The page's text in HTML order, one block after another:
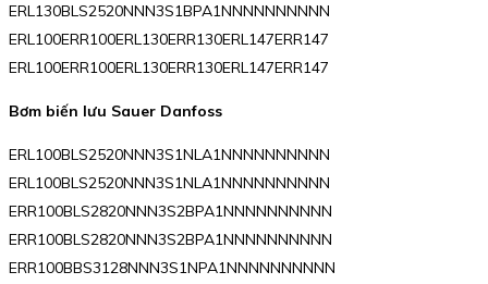
ERL130BLS2520NNN3S1BPA1NNNNNNNNNN
ERL100ERR100ERL130ERR130ERL147ERR147
ERL100ERR100ERL130ERR130ERL147ERR147
Bơm biến lưu Sauer Danfoss
ERL100BLS2520NNN3S1NLA1NNNNNNNNNN
ERL100BLS2520NNN3S1NLA1NNNNNNNNNN
ERR100BLS2820NNN3S2BPA1NNNNNNNNNN
ERR100BLS2820NNN3S2BPA1NNNNNNNNNN
ERR100BBS3128NNN3S1NPA1NNNNNNNNNN